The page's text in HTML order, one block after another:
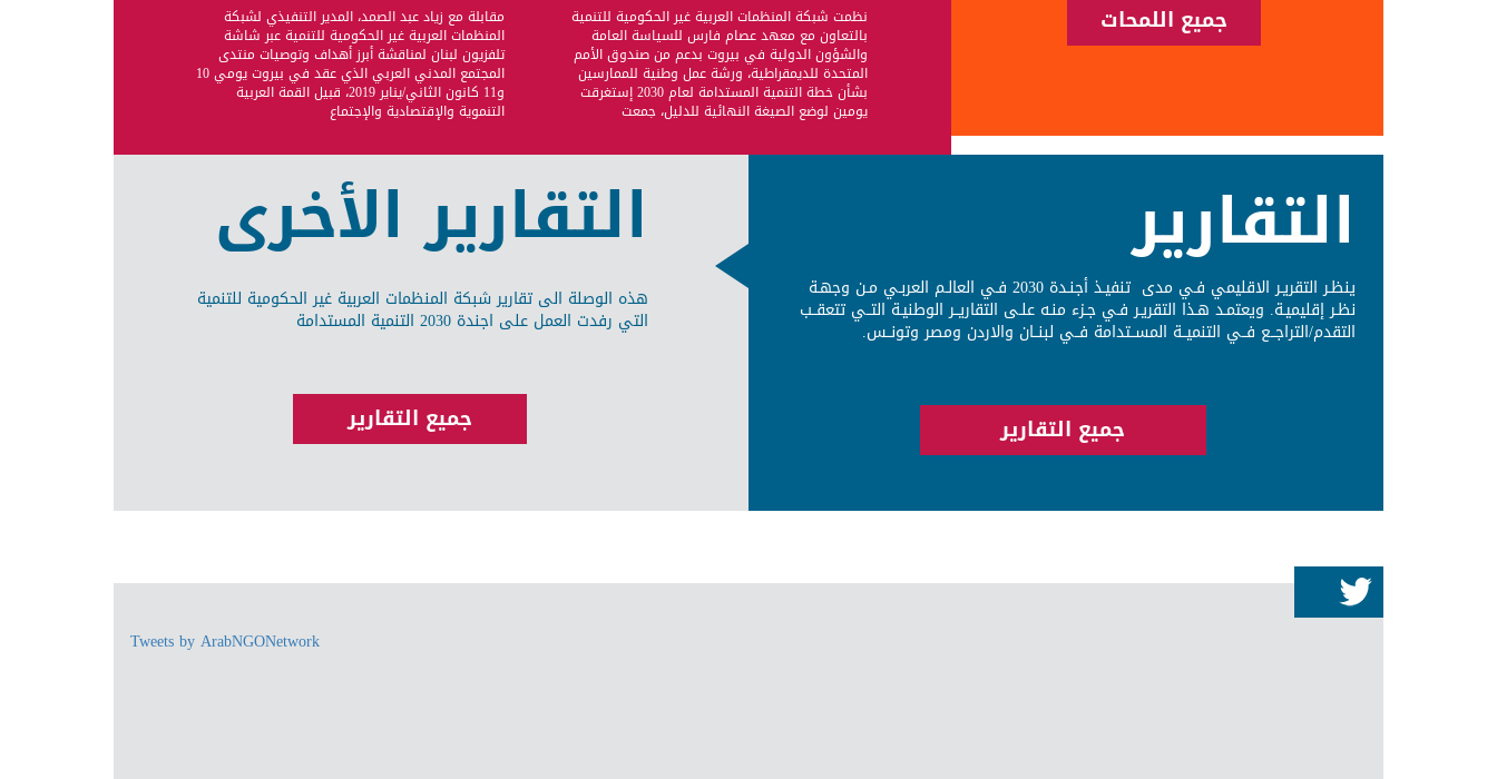
جميع اللمحات مقابلة مع زياد عبد الصمد، المدير التنفيذي لشبكة
المنظمات العربية غير الحكومية للتنمية عبر شاشة
تلفزيون لبنان لمناقشة أبرز أهداف وتوصيات منتدى
المجتمع المدني العربي الذي عقد في بيروت يومي 10
و11 كانون الثاني/يناير 2019، قبيل القمة العربية
التنموية والإقتصادية والإجتماع
نظمت شبكة المنظمات العربية غير الحكومية للتنمية
بالتعاون مع معهد عصام فارس للسياسة العامة
والشؤون الدولية في بيروت بدعم من صندوق الأمم
المتحدة للديمقراطية، ورشة عمل وطنية للممارسين
بشأن خطة التنمية المستدامة لعام 2030 إستغرقت
يومين لوضع الصيغة النهائية للدليل، جمعت
التقارير
ينظـر التقريـر الاقليمي فـي مدى تنفيـذ أجنـدة 2030 فـي العالـم العربـي مـن وجهـة
نظـر إقليميـة. ويعتمـد هـذا التقريـر فـي جـزء منـه علـى التقاريــر الوطنيـة التــي تتعقــب
التقدم/التراجــع فــي التنميــة المســتدامة فــي لبنــان والاردن ومصر وتونــس.
جميع التقارير
التقارير الأخرى
هذه الوصلة الى تقارير شبكة المنظمات العربية غير الحكومية للتنمية
التي رفدت العمل على اجندة 2030 التنمية المستدامة
جميع التقارير
Tweets by ArabNGONetwork